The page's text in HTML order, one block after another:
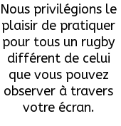
Nous privilégions le
plaisir de pratiquer
pour tous un rugby
différent de celui
que vous pouvez
observer à travers
votre écran.